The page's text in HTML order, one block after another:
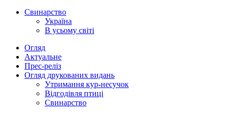
Свинарство
Україна
В усьому світі
Огляд
Актуальне
Прес-реліз
Огляд друкованих видань
Утримання кур-несучок
Відгодівля птиці
Свинарство